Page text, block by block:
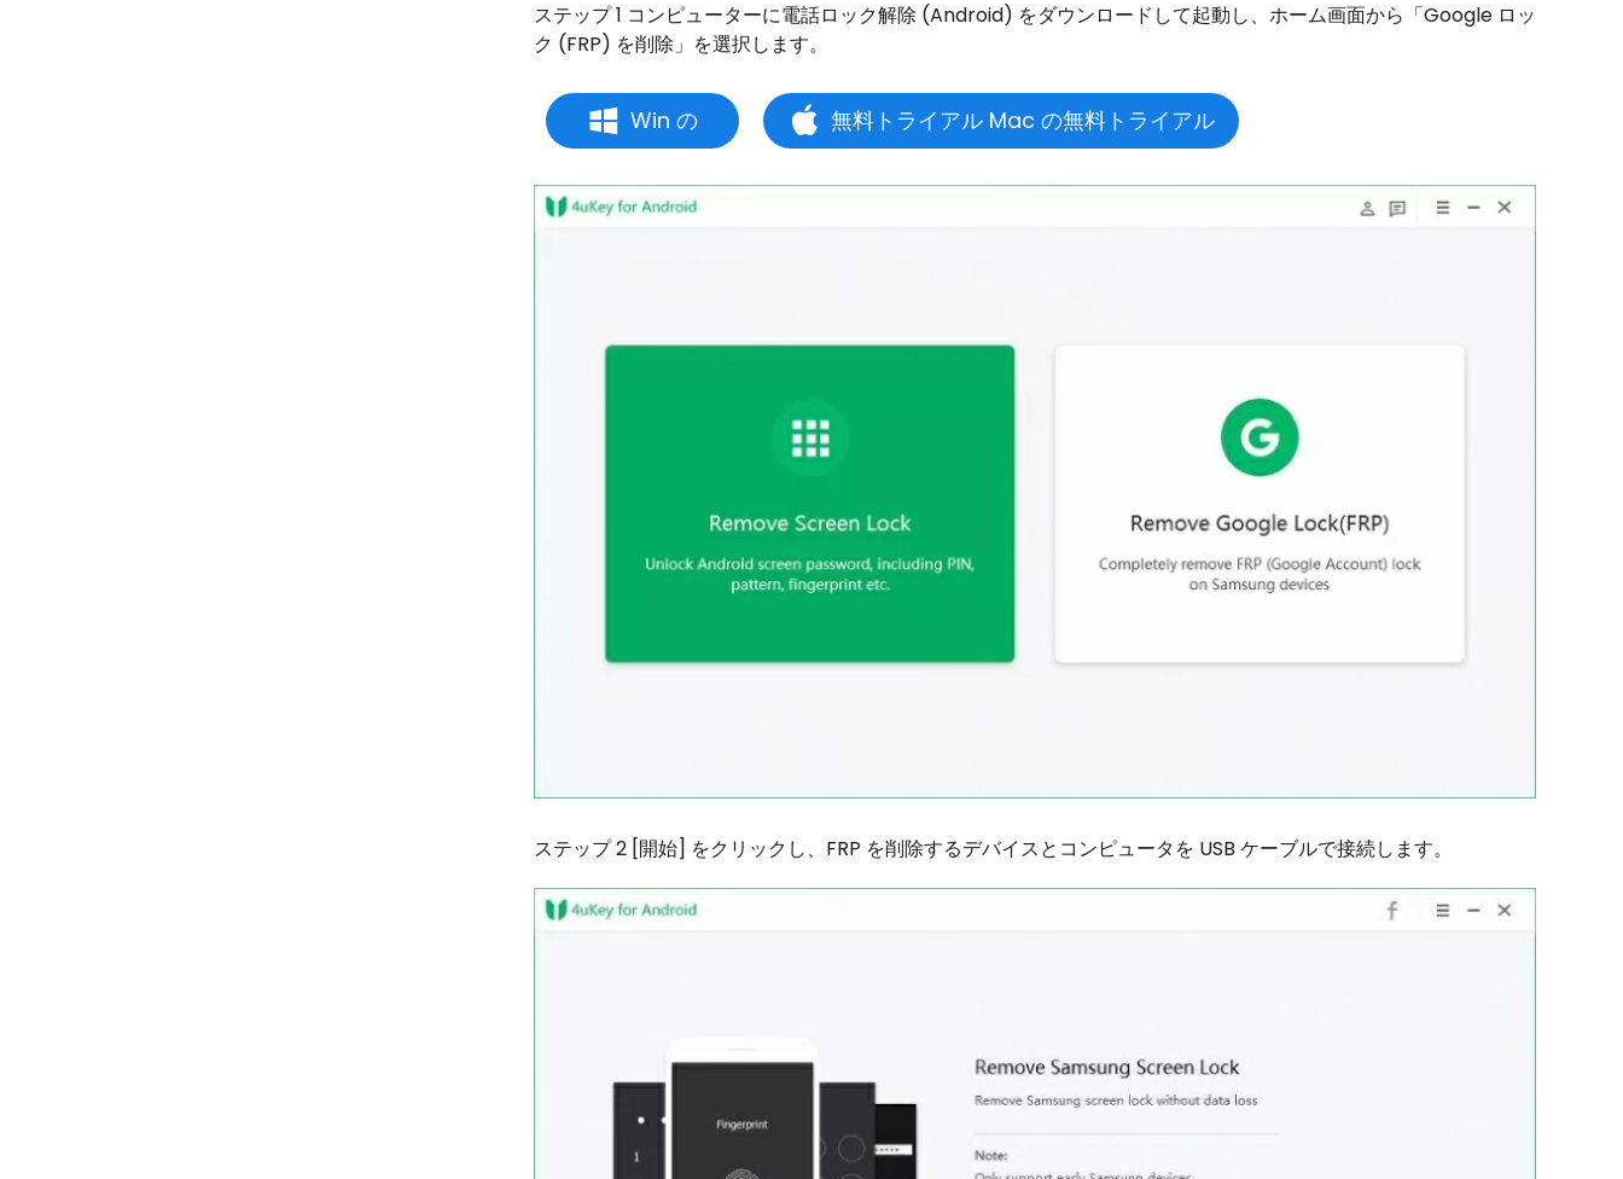
ステップ 1 コンピューターに電話ロック解除 (Android) をダウンロードして起動し、ホーム画面から「Google ロッ
ク (FRP) を削除」を選択します。
Win の 無料トライアル Mac の無料トライアル
ステップ 2 [開始] をクリックし、FRP を削除するデバイスとコンピュータを USB ケーブルで接続します。